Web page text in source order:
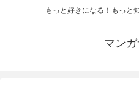
もっと好きになる！もっと
マンガ